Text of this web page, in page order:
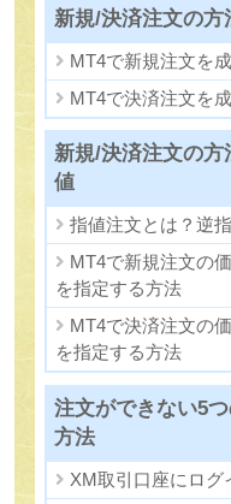
新規/決済注文の方
MT4で新規注文を
MT4で決済注文を
新規/決済注文の方
値
指値注文とは？逆
MT4で新規注文の
を指定する方法
MT4で決済注文の
を指定する方法
注文ができない5
方法
XM取引口座にログ